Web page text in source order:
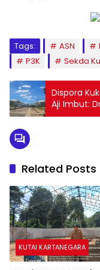
Tags: ASN
P3K
Sekda
Dispora
Aji Imbut:
Tradisional
Related Posts
KUTAI KARTANEGARA